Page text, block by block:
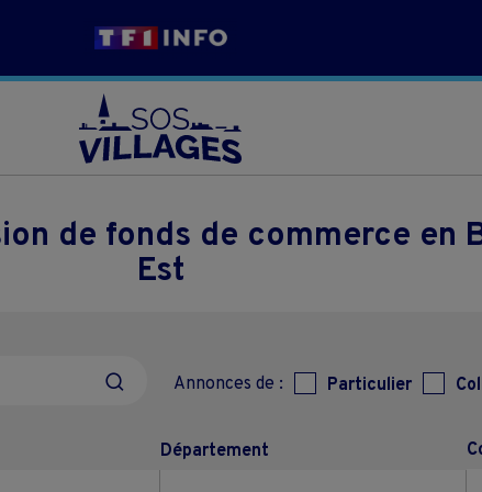
de fonds de commerce en
Est
Annonces de : Particulier
Département